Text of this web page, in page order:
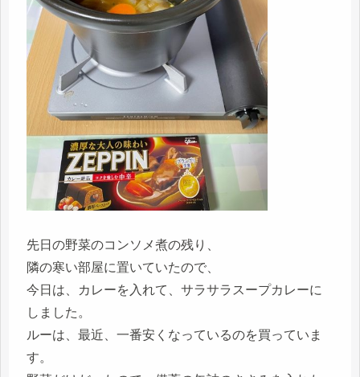
先日の野菜のコンソメ煮の残り、
隣の寒い部屋に置いていたので、
今日は、カレーを入れて、サラサラスープカレーに
しました。
ルーは、最近、一番安くなっているのを買っていま
す。